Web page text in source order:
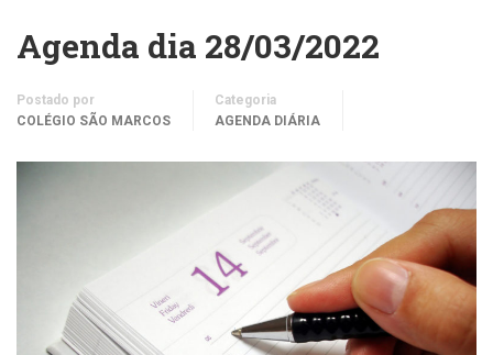
Agenda dia 28/03/2022
Postado por
COLÉGIO SÃO MARCOS
Categoria
AGENDA DIÁRIA